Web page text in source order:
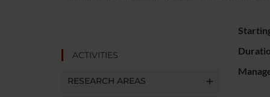
ACTIVITIES
RESEARCH AREAS